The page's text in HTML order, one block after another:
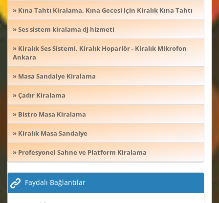
» Kına Tahtı Kiralama, Kına Gecesi için Kiralık Kına Tahtı
» Ses sistem kiralama dj hizmeti
» Kiralık Ses Sistemi, Kiralık Hoparlör - Kiralık Mikrofon
Ankara
» Masa Sandalye Kiralama
» Çadır Kiralama
» Bistro Masa Kiralama
» Kiralık Masa Sandalye
» Profesyonel Sahne ve Platform Kiralama
Faydalı Bağlantılar